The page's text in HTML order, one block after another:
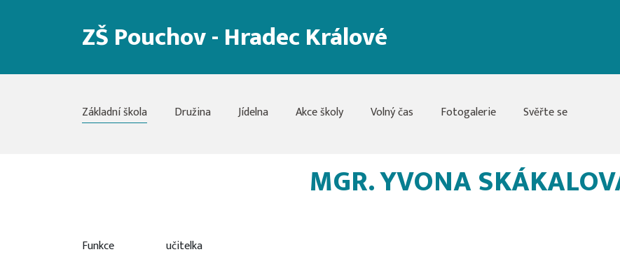
ZŠ Pouchov - Hradec Králové
Základní škola Družina Jídelna Akce školy Volný čas Fotogalerie Svěřte se
MGR. YVONA
Funkce
učitelka